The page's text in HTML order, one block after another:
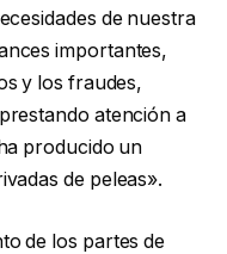
de nuestra
importantes,
y los fraudes,
atención a
producido un
de peleas».
de los partes de